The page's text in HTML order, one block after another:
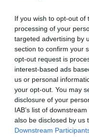
If you wish to opt-out of
processing of your
targeted advertising by
section to confirm your
opt-out request is
interest-based ads
us or personal
your opt-out. You may
disclosure of your
IAB’s list of
also be disclosed by us
Downstream
αποτέλεσμα να
δύο τομέων, στους
ασυνεννοησία
ώς αποτέλεσμα οι
τόσο την ποιότητα
εμπιστευόμενοι την
ηρεμία, χρήματα....
Ο πυρήνας της
υλοποίηση
ώς
βάση και κέντρο